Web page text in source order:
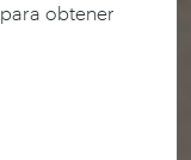
para obtener